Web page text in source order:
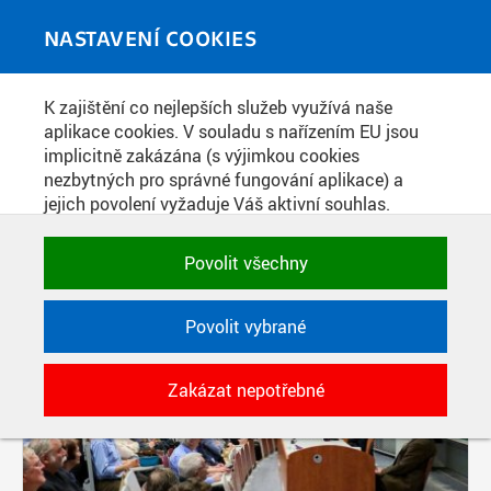
NASTAVENÍ COOKIES
K zajištění co nejlepších služeb využívá naše
aplikace cookies. V souladu s nařízením EU jsou
implicitně zakázána (s výjimkou cookies
nezbytných pro správné fungování aplikace) a
jejich povolení vyžaduje Váš aktivní souhlas.
zakázat, případně vybrat a povolit cookies podle
kategorie. Svoje rozhodnutí můžete samozřejmě
kdykoli změnit.
POTŘEBNÉ
Technické cookies využívané aplikacemi
ČVUT pro uchování jejich nastavení,
vlastností a identifikátorů relace. Jsou
nezbytné pro správné fungování a jsou
Povolit všechny
Povolit vybrané
Zakázat nepotřebné
MEDIATÉKA
PŘÍSPĚVKY PODLE FILTRU
Aktivní filtry: ZDROJ: ČVUT V PRAZE, FAKULTA ELEKTROTECHNICKÁ